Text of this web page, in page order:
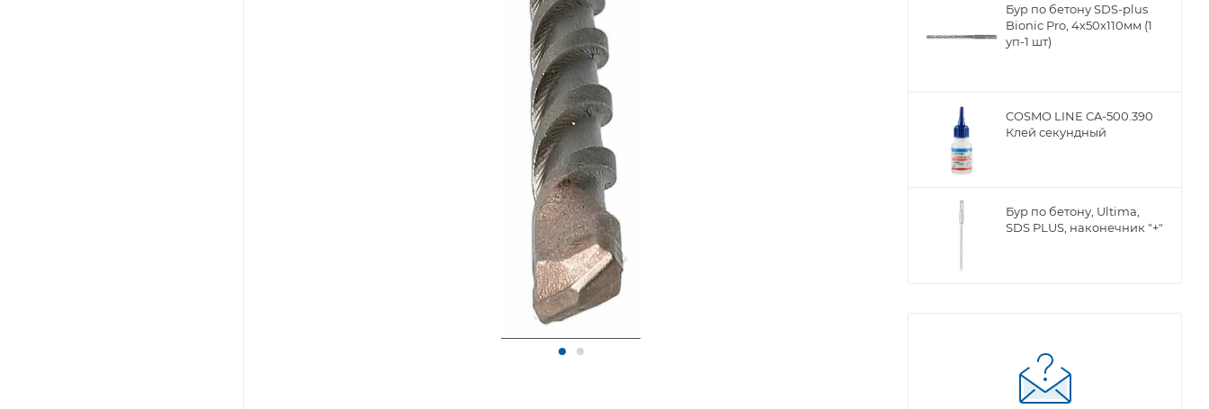
Бур по бетону SDS-plus
Bionic Pro, 4х50х110мм (1
уп-1 шт)
COSMO LINE CA-500.390
Клей секундный
Бур по бетону, Ultima,
SDS PLUS, наконечник "+"